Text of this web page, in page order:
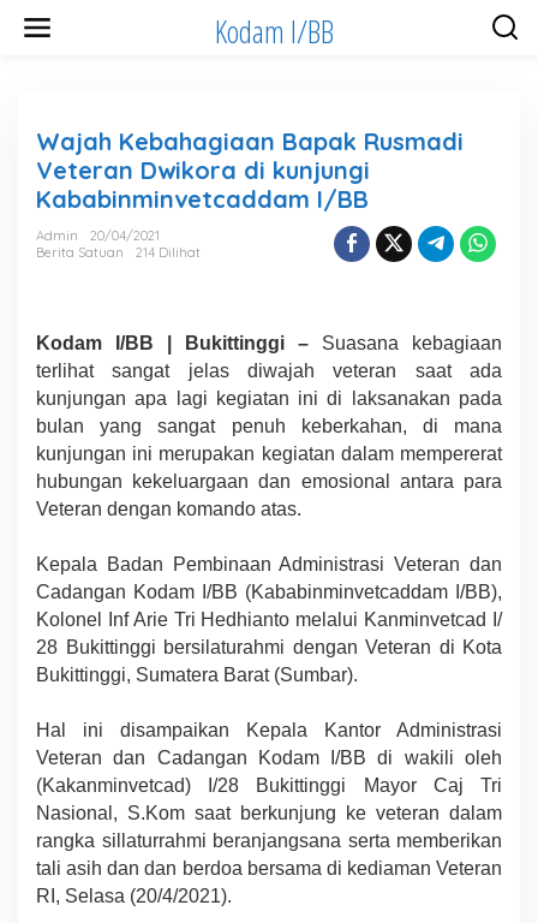
Kodam I/BB
Wajah Kebahagiaan Bapak Rusmadi
Veteran Dwikora di kunjungi
Kababinminvetcaddam I/BB
Admin
20/04/2021
Berita Satuan
214 Dilihat
Kodam I/BB | Bukittinggi – Suasana kebagiaan
terlihat sangat jelas diwajah veteran saat ada
kunjungan apa lagi kegiatan ini di laksanakan pada
bulan yang sangat penuh keberkahan, di mana
kunjungan ini merupakan kegiatan dalam mempererat
hubungan kekeluargaan dan emosional antara para
Veteran dengan komando atas.
Kepala Badan Pembinaan Administrasi Veteran dan
Cadangan Kodam I/BB (Kababinminvetcaddam I/BB),
Kolonel Inf Arie Tri Hedhianto melalui Kanminvetcad I/
28 Bukittinggi bersilaturahmi dengan Veteran di Kota
Bukittinggi, Sumatera Barat (Sumbar).
Hal ini disampaikan Kepala Kantor Administrasi
Veteran dan Cadangan Kodam I/BB di wakili oleh
(Kakanminvetcad) I/28 Bukittinggi Mayor Caj Tri
Nasional, S.Kom saat berkunjung ke veteran dalam
rangka sillaturrahmi beranjangsana serta memberikan
tali asih dan dan berdoa bersama di kediaman Veteran
RI, Selasa (20/4/2021).